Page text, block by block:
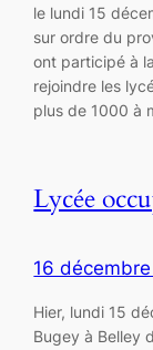
le lundi 15
sur ordre du
ont participé à
rejoindre les
plus de 1000 à
Lycée
16
Hier, lundi 15
Bugey à Belley